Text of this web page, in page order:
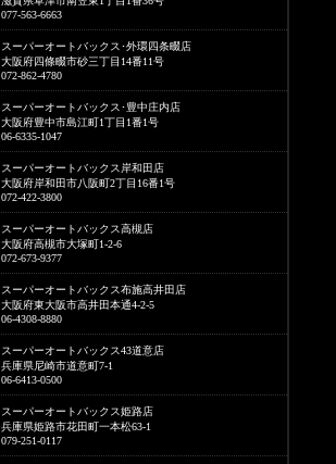
077-563-6663
スーパーオートバックス･外環四条畷店
大阪府四條畷市砂三丁目14番11号
072-862-4780
スーパーオートバックス･豊中庄内店
大阪府豊中市島江町1丁目1番1号
06-6335-1047
スーパーオートバックス岸和田店
大阪府岸和田市八阪町2丁目16番1号
072-422-3800
スーパーオートバックス高槻店
大阪府高槻市大塚町1-2-6
072-673-9377
スーパーオートバックス布施高井田店
大阪府東大阪市高井田本通4-2-5
06-4308-8880
スーパーオートバックス43道意店
兵庫県尼崎市道意町7-1
06-6413-0500
スーパーオートバックス姫路店
兵庫県姫路市花田町一本松63-1
079-251-0117